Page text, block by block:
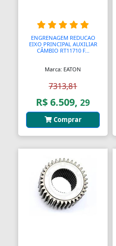
Automodelismo
Automáticas
Aviões
Bagageiros Gradeados
Balancins
Balanças
Balanças
ENGRENAGEM REDUCAO
EIXO PRINCIPAL AUXILIAR
CÂMBIO RT11710 F...
Marca: EATON
7313,81
R$ 6.509, 29
Comprar